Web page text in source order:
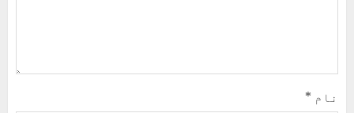
نام *